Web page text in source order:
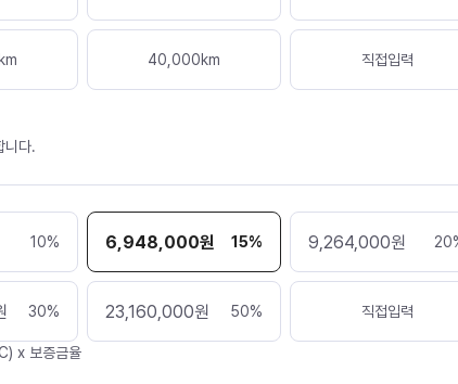
km 40,000km 직접입력
다.
10% 6,948,000원 15% 9,264,000원 20
30% 23,160,000원 50% 직접입력
x 보증금율